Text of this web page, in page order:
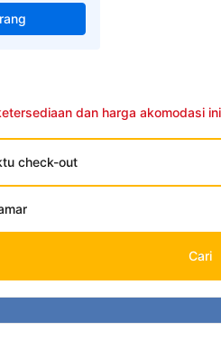
dan harga akomodasi ini
check-out
Cari